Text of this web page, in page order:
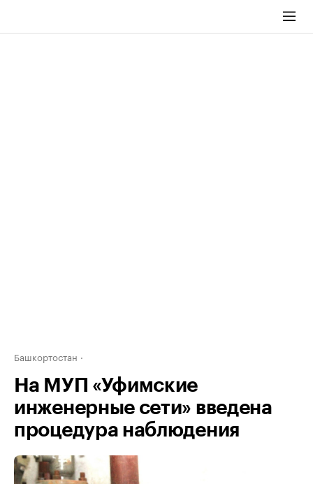
Башкортостан
На МУП «Уфимские
инженерные сети» введена
процедура наблюдения